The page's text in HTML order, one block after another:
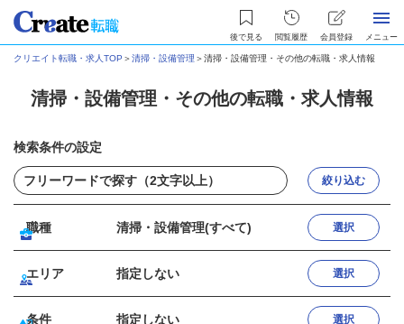
後で見る 閲覧履歴 会員登録 メニュー
クリエイト転職・求人TOP ＞清掃・設備管理 ＞清掃・設備管理・その他の転職・求人情報
清掃・設備管理・その他の転職・求人情報
検索条件の設定
絞り込む
職種 清掃・設備管理(すべて) 選択
エリア 指定しない 選択
条件 指定しない 選択